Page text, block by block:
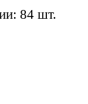
84 шт.